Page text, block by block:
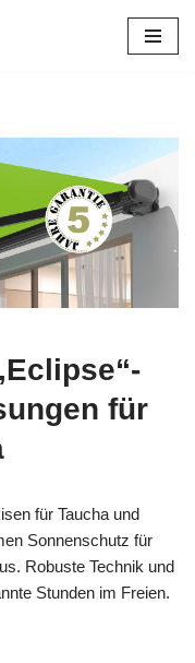
für
für Taucha und
Sonnenschutz für
Robuste Technik und
Stunden im Freien.